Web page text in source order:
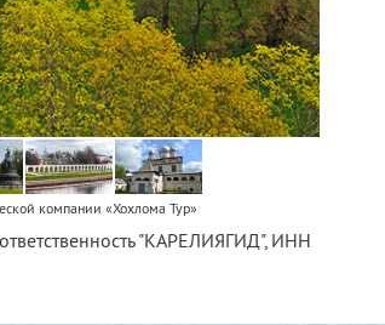
компании «Хохлома Тур»
"КАРЕЛИЯГИД", ИНН